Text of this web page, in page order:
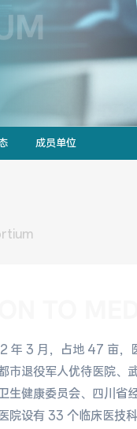
成员单位
TO
年 3 月，占地 47 亩，
市退役军人优待医院、
生健康委员会、四川
院设有 33 个临床医